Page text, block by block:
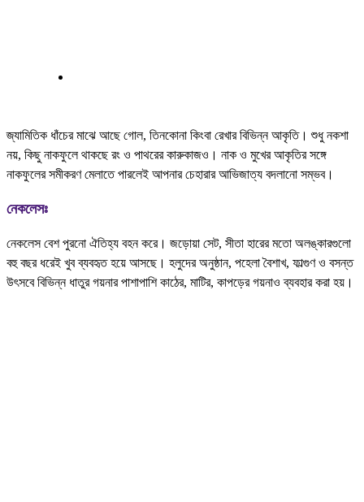
জ্যামিতিক ধাঁচের মাঝে আছে গোল, তিনকোনা কিংবা রেখার বিভিন্ন আকৃতি। শুধু নকশা
নয়, কিছু নাকফুলে থাকছে রং ও পাথরের কারুকাজও। নাক ও মুখের আকৃতির সঙ্গে
নাকফুলের সমীকরণ মেলাতে পারলেই আপনার চেহারার আভিজাত্য বদলানো সম্ভব।
নেকলেসঃ
নেকলেস বেশ পুরনো ঐতিহ্য বহন করে। জড়োয়া সেট, সীতা হারের মতো অলঙ্কারগুলো
বহু বছর ধরেই খুব ব্যবহৃত হয়ে আসছে। হলুদের অনুষ্ঠান, পহেলা বৈশাখ, ফাল্গুণ ও বসন্ত
উৎসবে বিভিন্ন ধাতুর গয়নার পাশাপাশি কাঠের, মাটির, কাপড়ের গয়নাও ব্যবহার করা হয়।